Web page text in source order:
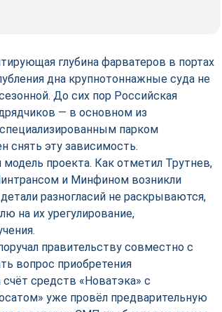
глубина фарватеров в портах
дна крупнотоннажные суда не
До сих пор Российская
— в основном из
парком
снять эту зависимость.
проекта. Как отметил Трутнев,
и Минфином возникли
разногласий не раскрываются,
на их урегулирование,
правительству совместно с
вопрос приобретения
счёт средств «Новатэка» с
уже провёл предварительную